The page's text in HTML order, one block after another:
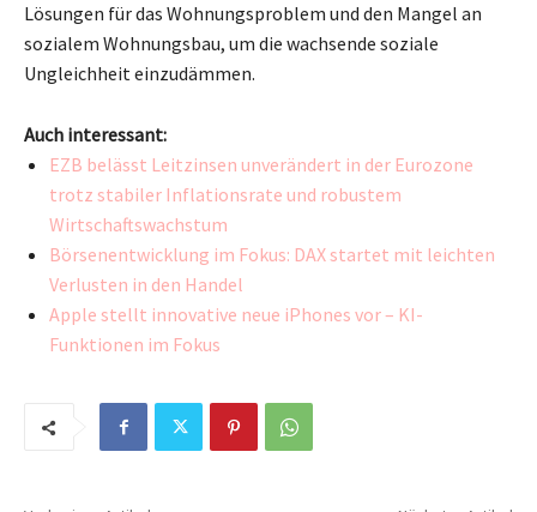
Lösungen für das Wohnungsproblem und den Mangel an
sozialem Wohnungsbau, um die wachsende soziale
Ungleichheit einzudämmen.
Auch interessant:
EZB belässt Leitzinsen unverändert in der Eurozone
trotz stabiler Inflationsrate und robustem
Wirtschaftswachstum
Börsenentwicklung im Fokus: DAX startet mit leichten
Verlusten in den Handel
Apple stellt innovative neue iPhones vor – KI-
Funktionen im Fokus